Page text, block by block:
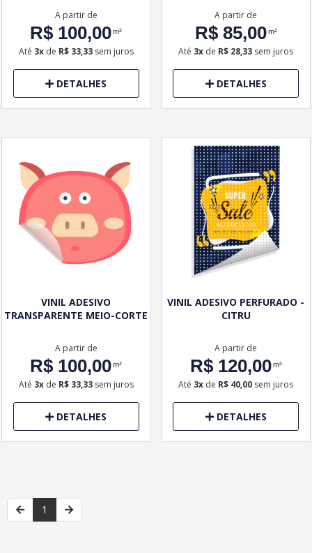
A partir de
R$ 100,00m²
Até 3xde R$ 33,33sem juros
DETALHES
A partir de
R$ 85,00m²
Até 3x de R$ 28,33 sem juros
DETALHES
VINIL ADESIVO
TRANSPARENTE MEIO-CORTE
A partir de
R$ 100,00m²
Até 3xde R$ 33,33sem juros
DETALHES
VINIL ADESIVO PERFURADO -
CITRU
A partir de
R$ 120,00m²
Até 3x de R$ 40,00 sem juros
DETALHES
1